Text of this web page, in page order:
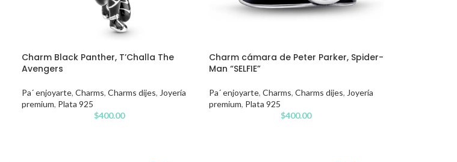
Charm Black Panther, T’Challa The
Avengers
Pa´ enjoyarte, Charms, Charms dijes, Joyería
premium, Plata 925
$400.00
Charm cámara de Peter Parker, Spider-
Man “SELFIE”
Pa´ enjoyarte, Charms, Charms dijes, Joyería
premium, Plata 925
$400.00